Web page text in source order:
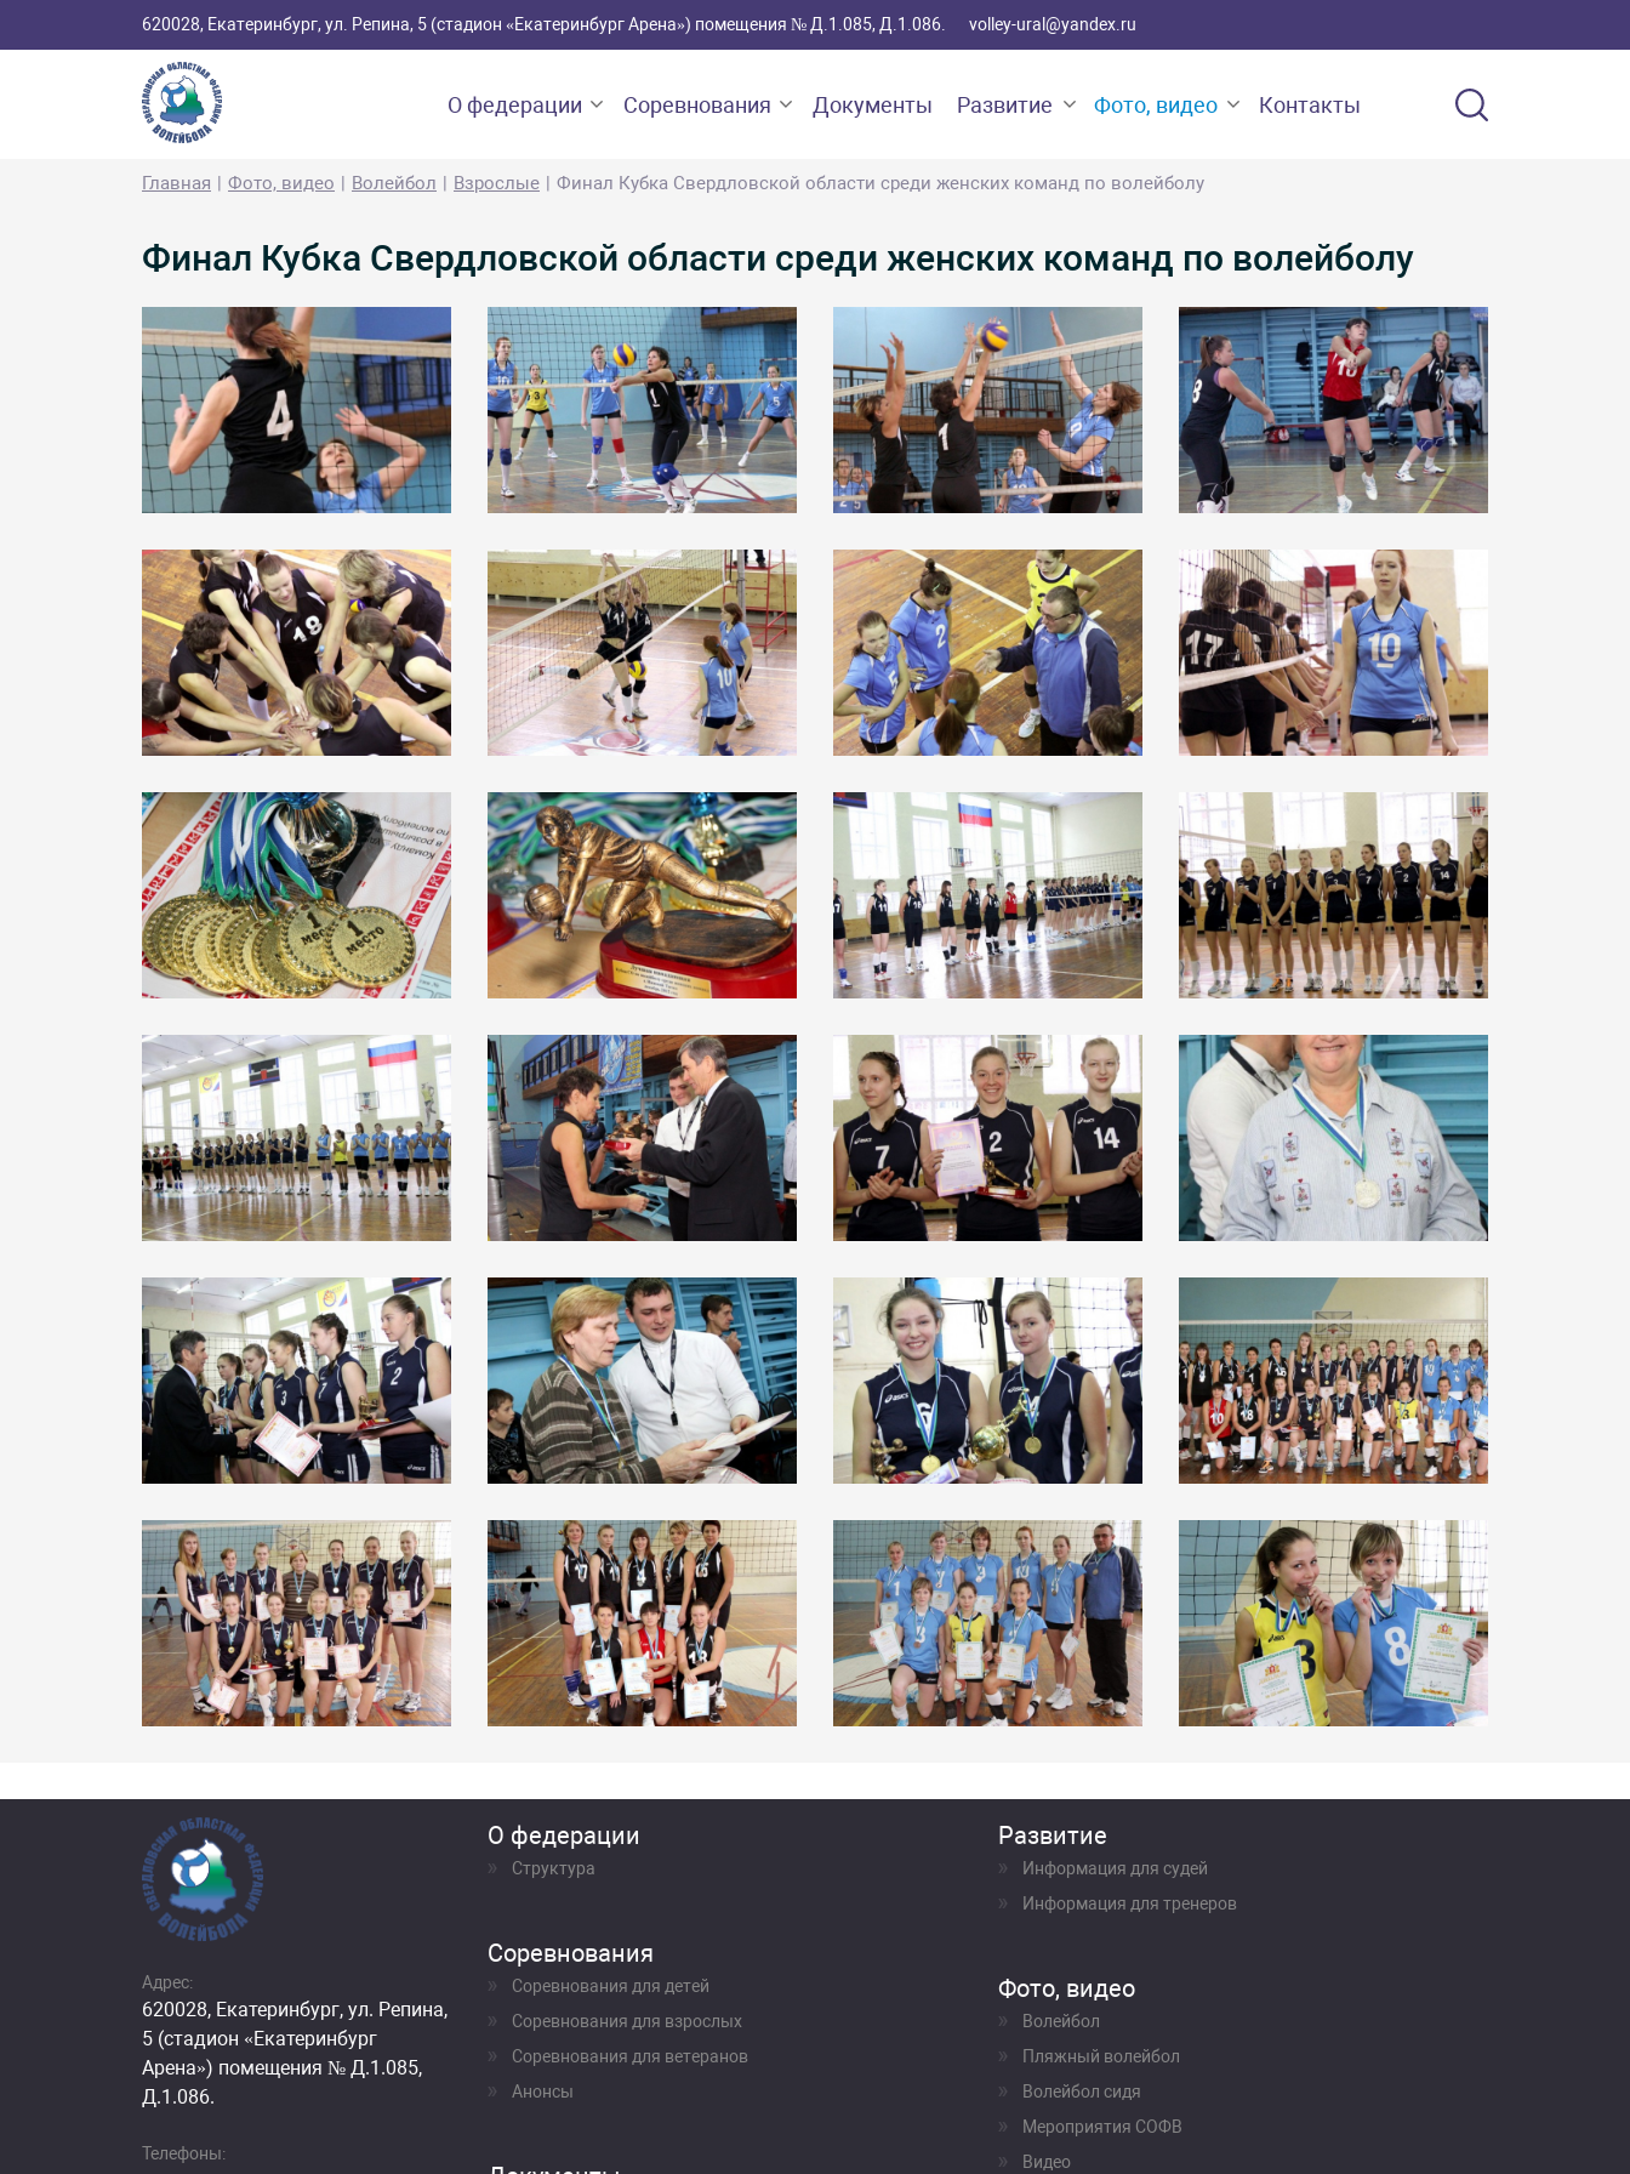
620028, Екатеринбург, ул. Репина, 5 (стадион «Екатеринбург Арена») помещения № Д.1.085, Д.1.086. volley-ural@yandex.ru
О федерации Соревнования Документы Развитие Фото, видео Контакты
Главная Фото, видео Волейбол Взрослые Финал Кубка Свердловской области среди женских команд по волейболу
Финал Кубка Свердловской области среди женских команд по волейболу
Адрес:
620028, Екатеринбург, ул. Репина,
5 (стадион «Екатеринбург
Арена») помещения № Д.1.085,
Д.1.086.
Телефоны:
О федерации
Структура
Соревнования
Соревнования для детей
Соревнования для взрослых
Соревнования для ветеранов
Анонсы
Развитие
Информация для судей
Информация для тренеров
Фото, видео
Волейбол
Пляжный волейбол
Волейбол сидя
Мероприятия СОФВ
Видео